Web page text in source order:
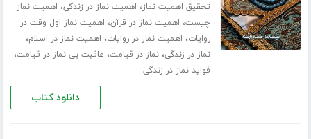
تحقیق اهمیت نماز، اهمیت نماز در زندگی، اهمیت نماز
چیست، اهمیت نماز در قرآن، اهمیت نماز اول وقت در
روایات، اهمیت نماز در روایات، اهمیت نماز در اسلام،
نماز در زندگی،نماز در قیامت، عاقبت بی نماز در قیامت،
فواید نماز در زندگی
دانلود کتاب